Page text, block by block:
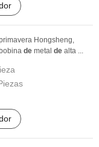
Hongsheng,
bobina de metal de alta ...